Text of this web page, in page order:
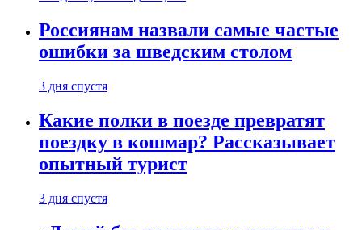
Россиянам назвали самые частые
ошибки за шведским столом
3 дня спустя
Какие полки в поезде превратят
поездку в кошмар? Рассказывает
опытный турист
3 дня спустя